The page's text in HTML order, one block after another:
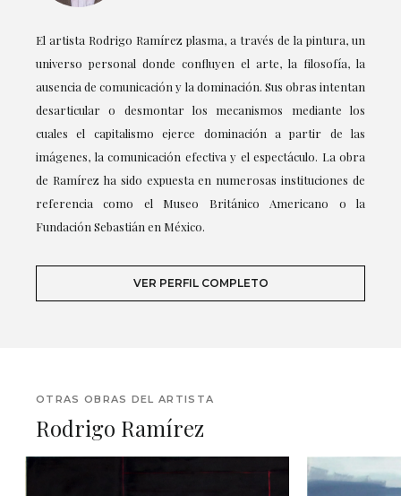
El artista Rodrigo Ramírez plasma, a través de la pintura, un
universo personal donde confluyen el arte, la filosofía, la
ausencia de comunicación y la dominación. Sus obras intentan
desarticular o desmontar los mecanismos mediante los
cuales el capitalismo ejerce dominación a partir de las
imágenes, la comunicación efectiva y el espectáculo. La obra
de Ramírez ha sido expuesta en numerosas instituciones de
referencia como el Museo Británico Americano o la
Fundación Sebastián en México.
VER PERFIL COMPLETO
OTRAS OBRAS DEL ARTISTA
Rodrigo Ramírez